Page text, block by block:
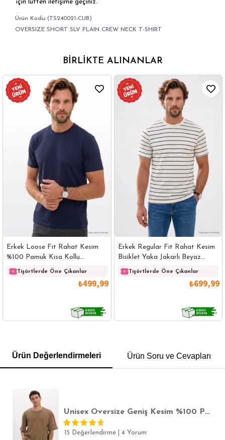
için lütfen iletişime geçiniz.
(TS240021-CUB)
OVERSIZE SHORT SLV PLAIN CREW NECK T-SHIRT
BIRLIKTE ALINANLAR
Erkek Loose Fit Rahat Kesim
%100 Pamuk Kısa Kollu
Lacivert Bisiklet Yaka Tişört
Tişörtlerde Öne Çıkanlar
₺499,99
Erkek Regular Fit Rahat Kesim
Bisiklet Yaka Jakarlı Beyaz
Üzeri Siyah Çizgili Tişört
Tişörtlerde Öne Çıkanlar
₺699,99
POLO YAKA T-SHIRT KEMER BOXER
Ürün Değerlendirmeleri Ürün Soru ve Cevapları
Unisex Oversize Geniş Kesim %100 Pamuk Yumuşak Dokulu Basic Bisiklet Yaka Kahverengi Tişört
15 Değerlendirme 4 Yorum